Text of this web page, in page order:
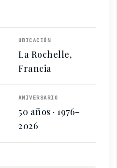
UBICACIÓN
La Rochelle,
Francia
ANIVERSARIO
50 años · 1976–
2026